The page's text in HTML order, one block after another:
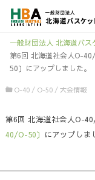
一般財団法人 北海道バ
第6回 北海道社会人O-
50〕にアップしました。
O-40 / O-50 / 大会情報
第6回 北海道社会人O-
40/O-50〕 にアップしま